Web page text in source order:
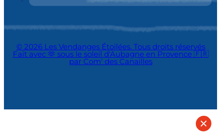
© 2026 Les Vendanges Étoilées. Tous droits réservés
Fait avec 🫶 sous le soleil d'Aubagne en Provence 🇫🇷
par Com' des Canailles